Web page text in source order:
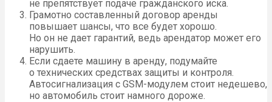
не препятствует подаче гражданского иска.
Грамотно составленный договор аренды
повышает шансы, что все будет хорошо.
Но он не дает гарантий, ведь арендатор может его
нарушить.
Если сдаете машину в аренду, подумайте
о технических средствах защиты и контроля.
Автосигнализация с GSM-модулем стоит недешево,
но автомобиль стоит намного дороже.